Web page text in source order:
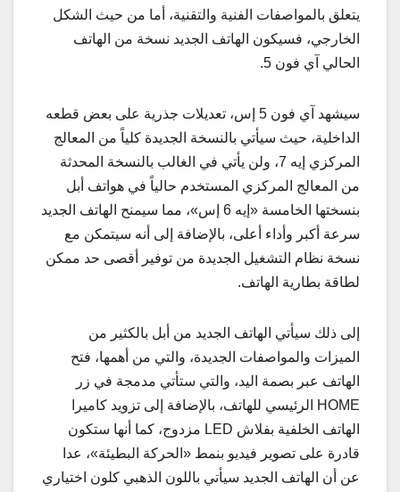
يتعلق بالمواصفات الفنية والتقنية، أما من حيث الشكل
الخارجي، فسيكون الهاتف الجديد نسخة من الهاتف
الحالي آي فون 5.
سيشهد آي فون 5 إس، تعديلات جذرية على بعض قطعه
الداخلية، حيث سيأتي بالنسخة الجديدة كلياً من المعالج
المركزي إيه 7، ولن يأتي في الغالب بالنسخة المحدثة
من المعالج المركزي المستخدم حالياً في هواتف أبل
بنسختها الخامسة «إيه 6 إس»، مما سيمنح الهاتف الجديد
سرعة أكبر وأداء أعلى، بالإضافة إلى أنه سيتمكن مع
نسخة نظام التشغيل الجديدة من توفير أقصى حد ممكن
لطاقة بطارية الهاتف.
إلى ذلك سيأتي الهاتف الجديد من أبل بالكثير من
الميزات والمواصفات الجديدة، والتي من أهمها، فتح
الهاتف عبر بصمة اليد، والتي ستأتي مدمجة في زر
HOME الرئيسي للهاتف، بالإضافة إلى تزويد كاميرا
الهاتف الخلفية بفلاش LED مزدوج، كما أنها ستكون
قادرة على تصوير فيديو بنمط «الحركة البطيئة»، عدا
عن أن الهاتف الجديد سيأتي باللون الذهبي كلون اختياري